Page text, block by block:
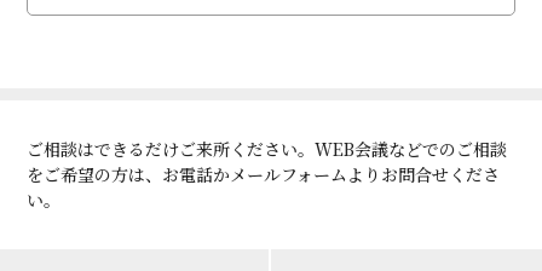
ご相談はできるだけご来所ください。WEB会議などでのご相談
をご希望の方は、お電話かメールフォームよりお問合せくださ
い。